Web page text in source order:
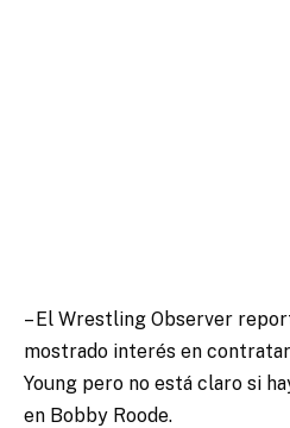
– El Wrestling Observer
mostrado interés en
Young pero no está claro si
en Bobby Roode.